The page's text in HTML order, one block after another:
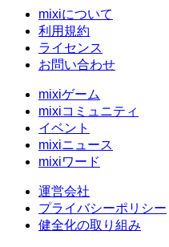
mixiについて
利用規約
ライセンス
お問い合わせ
mixiゲーム
mixiコミュニティ
イベント
mixiニュース
mixiワード
運営会社
プライバシーポリシー
健全化の取り組み